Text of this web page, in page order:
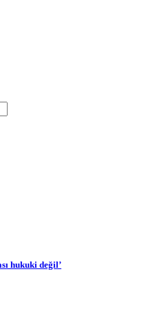
hukuki değil’